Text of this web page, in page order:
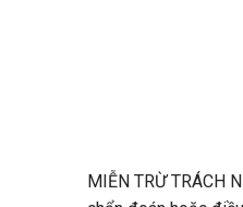
MIỄN TRỪ TRÁCH